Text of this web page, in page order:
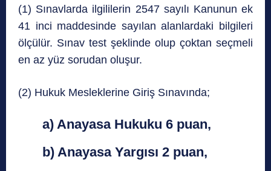
(1) Sınavlarda ilgililerin 2547 sayılı Kanunun ek
41 inci maddesinde sayılan alanlardaki bilgileri
ölçülür. Sınav test şeklinde olup çoktan seçmeli
en az yüz sorudan oluşur.
(2) Hukuk Mesleklerine Giriş Sınavında;
a) Anayasa Hukuku 6 puan,
b) Anayasa Yargısı 2 puan,